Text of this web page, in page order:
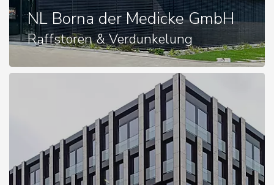
NL Borna der Medicke GmbH
Raffstoren & Verdunkelung